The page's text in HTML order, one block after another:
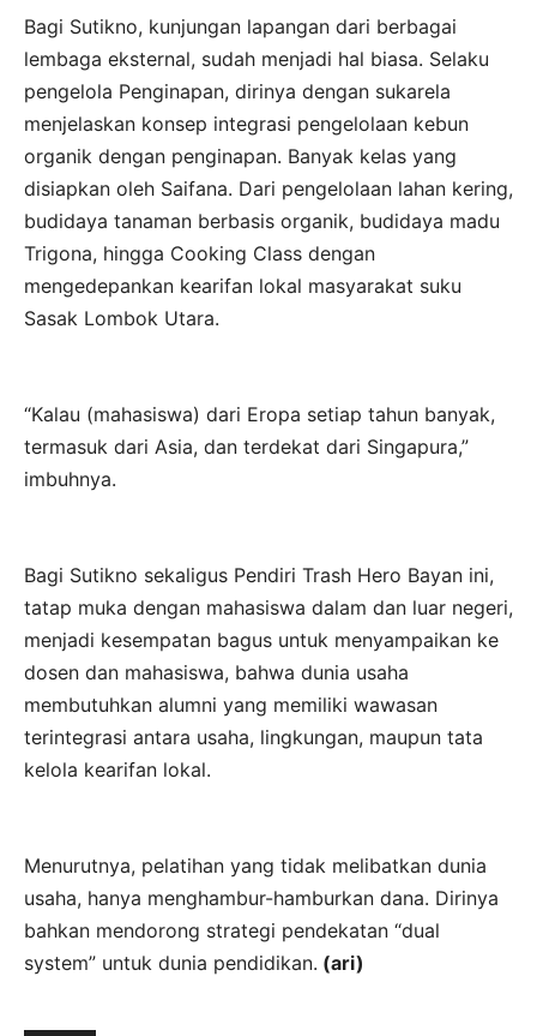
Bagi Sutikno, kunjungan lapangan dari berbagai
lembaga eksternal, sudah menjadi hal biasa. Selaku
pengelola Penginapan, dirinya dengan sukarela
menjelaskan konsep integrasi pengelolaan kebun
organik dengan penginapan. Banyak kelas yang
disiapkan oleh Saifana. Dari pengelolaan lahan kering,
budidaya tanaman berbasis organik, budidaya madu
Trigona, hingga Cooking Class dengan
mengedepankan kearifan lokal masyarakat suku
Sasak Lombok Utara.
“Kalau (mahasiswa) dari Eropa setiap tahun banyak,
termasuk dari Asia, dan terdekat dari Singapura,”
imbuhnya.
Bagi Sutikno sekaligus Pendiri Trash Hero Bayan ini,
tatap muka dengan mahasiswa dalam dan luar negeri,
menjadi kesempatan bagus untuk menyampaikan ke
dosen dan mahasiswa, bahwa dunia usaha
membutuhkan alumni yang memiliki wawasan
terintegrasi antara usaha, lingkungan, maupun tata
kelola kearifan lokal.
Menurutnya, pelatihan yang tidak melibatkan dunia
usaha, hanya menghambur-hamburkan dana. Dirinya
bahkan mendorong strategi pendekatan “dual
system” untuk dunia pendidikan. (ari)